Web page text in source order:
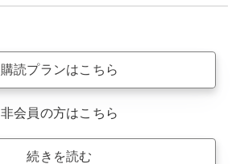
購読プランはこちら
非会員の方はこちら
続きを読む